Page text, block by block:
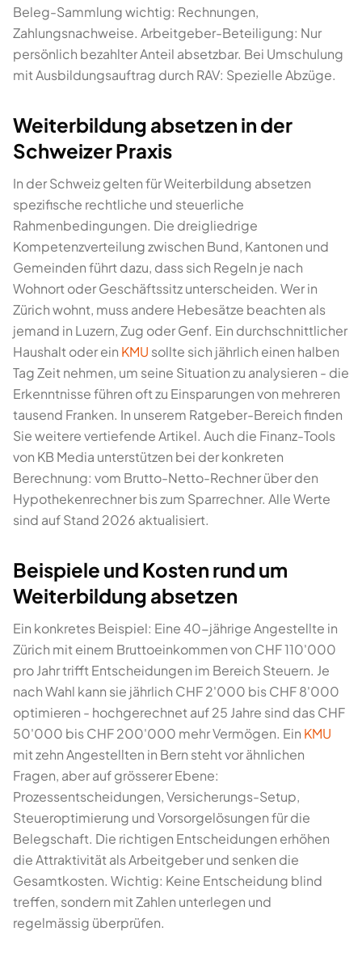
Beleg-Sammlung wichtig: Rechnungen,
Zahlungsnachweise. Arbeitgeber-Beteiligung: Nur
persönlich bezahlter Anteil absetzbar. Bei Umschulung
mit Ausbildungsauftrag durch RAV: Spezielle Abzüge.
Weiterbildung absetzen in der
Schweizer Praxis
In der Schweiz gelten für Weiterbildung absetzen
spezifische rechtliche und steuerliche
Rahmenbedingungen. Die dreigliedrige
Kompetenzverteilung zwischen Bund, Kantonen und
Gemeinden führt dazu, dass sich Regeln je nach
Wohnort oder Geschäftssitz unterscheiden. Wer in
Zürich wohnt, muss andere Hebesätze beachten als
jemand in Luzern, Zug oder Genf. Ein durchschnittlicher
Haushalt oder ein KMU sollte sich jährlich einen halben
Tag Zeit nehmen, um seine Situation zu analysieren - die
Erkenntnisse führen oft zu Einsparungen von mehreren
tausend Franken. In unserem Ratgeber-Bereich finden
Sie weitere vertiefende Artikel. Auch die Finanz-Tools
von KB Media unterstützen bei der konkreten
Berechnung: vom Brutto-Netto-Rechner über den
Hypothekenrechner bis zum Sparrechner. Alle Werte
sind auf Stand 2026 aktualisiert.
Beispiele und Kosten rund um
Weiterbildung absetzen
Ein konkretes Beispiel: Eine 40-jährige Angestellte in
Zürich mit einem Bruttoeinkommen von CHF 110'000
pro Jahr trifft Entscheidungen im Bereich Steuern. Je
nach Wahl kann sie jährlich CHF 2'000 bis CHF 8'000
optimieren - hochgerechnet auf 25 Jahre sind das CHF
50'000 bis CHF 200'000 mehr Vermögen. Ein KMU
mit zehn Angestellten in Bern steht vor ähnlichen
Fragen, aber auf grösserer Ebene:
Prozessentscheidungen, Versicherungs-Setup,
Steueroptimierung und Vorsorgelösungen für die
Belegschaft. Die richtigen Entscheidungen erhöhen
die Attraktivität als Arbeitgeber und senken die
Gesamtkosten. Wichtig: Keine Entscheidung blind
treffen, sondern mit Zahlen unterlegen und
regelmässig überprüfen.